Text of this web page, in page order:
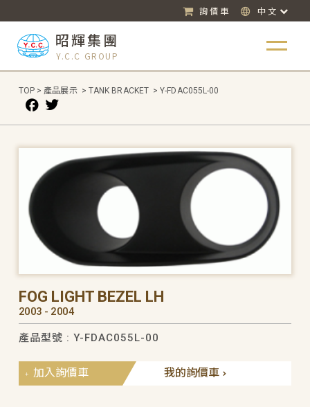
詢價車 中文
昭輝集團
Y.C.C GROUP
TOP > 產品展示 > TANK BRACKET > Y-FDAC055L-00
FOG LIGHT BEZEL LH
2003 - 2004
產品型號 : Y-FDAC055L-00
我的詢價車
加入詢價車